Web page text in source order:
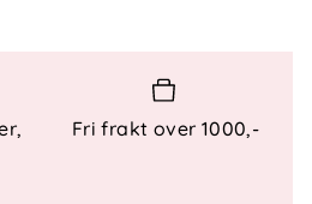
gir praktiske
Bæreselen er enkel å
Fri frakt over 1000,-